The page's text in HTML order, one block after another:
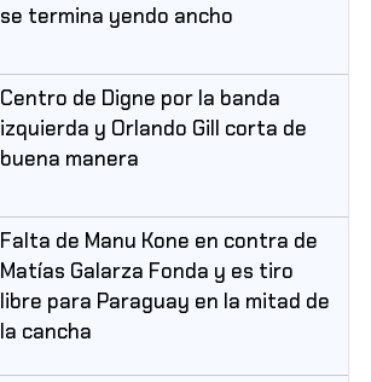
se termina yendo ancho
Centro de Digne por la banda
izquierda y Orlando Gill corta de
buena manera
Falta de Manu Kone en contra de
Matías Galarza Fonda y es tiro
libre para Paraguay en la mitad de
la cancha